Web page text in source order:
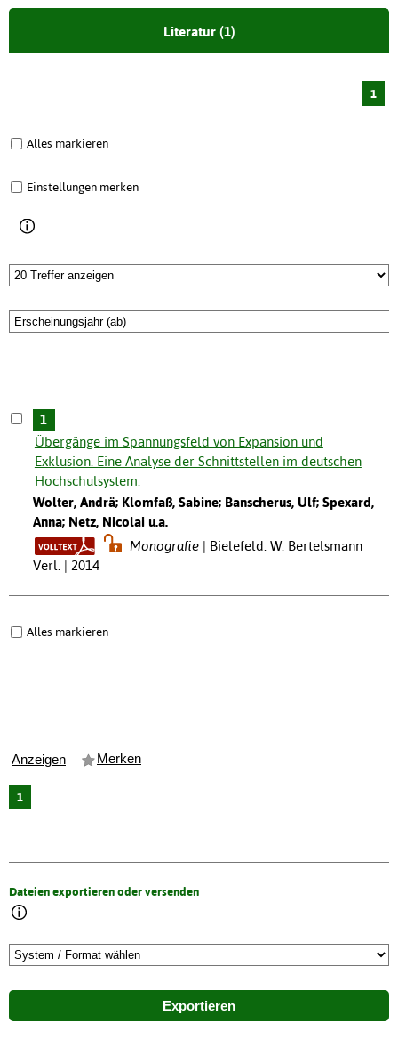
Literatur (1)
1
Alles markieren
Einstellungen merken
1
Übergänge im Spannungsfeld von Expansion und
Exklusion. Eine Analyse der Schnittstellen im deutschen
Hochschulsystem.
Wolter, Andrä; Klomfaß, Sabine; Banscherus, Ulf; Spexard,
Anna; Netz, Nicolai u.a.
Monografie
Bielefeld: W. Bertelsmann
Verl. | 2014
Alles markieren
Anzeigen Merken
1
Dateien exportieren oder versenden
Exportieren